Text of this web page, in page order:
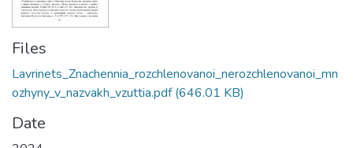
Files
Lavrinets_Znachennia_rozchlenovanoi_nerozchlenovanoi_mn
ozhyny_v_nazvakh_vzuttia.pdf(646.01 KB)
Date